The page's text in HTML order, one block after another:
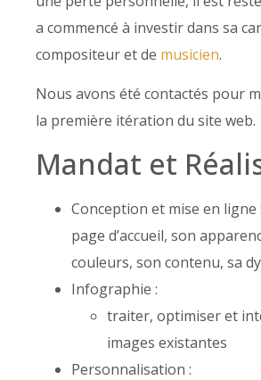
a commencé à investir dans sa
compositeur et de musicien.
Nous avons été contactés pour
la première itération du site web.
Mandat et
Conception et mise en ligne
page d’accueil, son
couleurs, son contenu, sa
Infographie :
traiter, optimiser et
images existantes
Personnalisation :